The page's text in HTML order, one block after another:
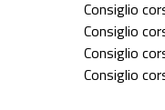
Consiglio
Consiglio
Consiglio
Consiglio